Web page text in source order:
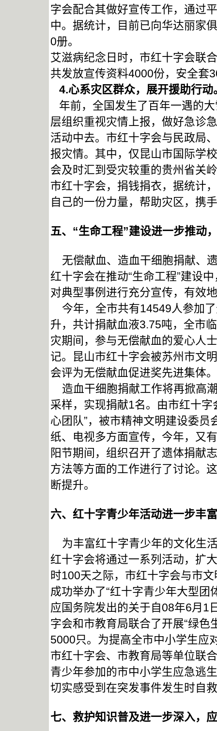
字会配合其做好宣传工作，通过
中。据统计，目前已向华达丽家
0册。
艾滋病纪念日时，市红十字会联
共发放宣传资料4000份，安全套
4.心系灾区群众，展开援助行动
年前，全国发生了百年一遇的
层组织重视灾情上报，做好急诊
活动中去。市红十字会与民政局
报灾情。其中，仅昆山市国际学
会及时汇到受灾较重的贵州省关
市红十字会，捐钱捐衣，据统计
自己的一份力量，帮助灾区，携
五、“生命工程”建设进一步推动
无偿献血、造血干细胞捐献、
红十字会在推动“生命工程”建设
对典型事例进行充分宣传，有效
今年，全市共有14549人参加
升，共计捐献血液3.75吨，全市
灾期间，参与无偿献血的爱心人
记。昆山市红十字会被苏州市文
会评为无偿献血促进奖先进集体。
造血干细胞捐献工作将再掀高
采样，实现捐献1名。由市红十字
心团队”，被市精神文明建设委员
纸、电视多方面宣传，今年，又
阳节期间，组织召开了遗体捐献
方法等方面的工作进行了讨论。
断提升。
六、 红十字青少年活动进一步丰富
为丰富红十字青少年的文化生
红十字会将通过一系列活动，扩
时100天之际，市红十字会与市
成功举办了“红十字青少年大型
应国务院发出的关于自08年6月1
字会和市教育局联合了开展“绿色
5000只。为提高全市中小学生应
市红十字会、市教育局等单位联
青少年参加的市中小学生应急逃
切实感受到在突发事件发生时自
七、救护知识普及进一步深入，